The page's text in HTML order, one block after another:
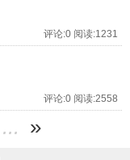
评论:0 阅读:1231
评论:0 阅读:2558
... »